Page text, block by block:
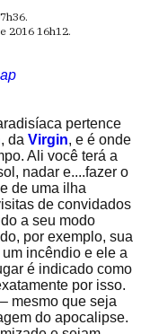
.
2016 16h12.
pertence
, da Virgin, e é onde
Ali você terá a
nadar e....fazer o
de uma ilha
de convidados
a seu modo
por exemplo, sua
incêndio e ele a
é indicado como
por isso.
mesmo que seja
do apocalipse.